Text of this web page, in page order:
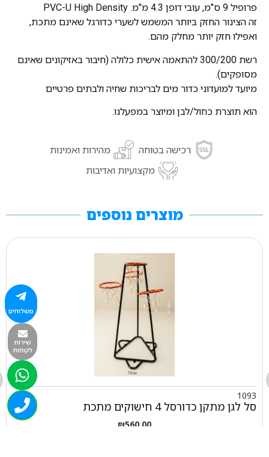
פרופיל 9 ס"מ, עובי דופן 4.3 מ"מ. PVC-U High Density
זה הצינור החזק ביותר המשמש לשערי כדורגל שאינם מתכת,
ואפילו חזק יותר מחלק מהם.
רשת 300/200 להתאמה אישית כלולה (חיבור באזיקונים שאינם
מסופקים).
מיועד למועדוני כדור מים לבריכות שחיה ולבתים פרטיים
הוא תוצרת כחול/לבן ומיוצר במפעלנו.
רכישה בטוחה
מהירות ואמינות
מקצועיות ואדיבות
מוצרים נוספים
1093
סל לגן מתקן כדורסל 4 חישוקים מתכת
₪560.00
משלוחים
שירות
לקוחות